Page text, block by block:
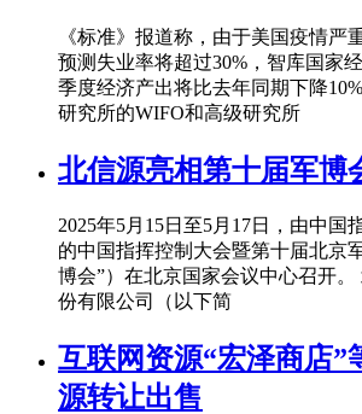
《标准》报道称，由于美国疫情严
预测失业率将超过30%，智库国家
季度经济产出将比去年同期下降
研究所的WIFO和高级研究所
北信源亮相第十届军博
2025年5月15日至5月17日，由中国
的中国指挥控制大会暨第十届北京
博会”）在北京国家会议中心召开
份有限公司（以下简
互联网资源“宏泽商店”
源转让出售